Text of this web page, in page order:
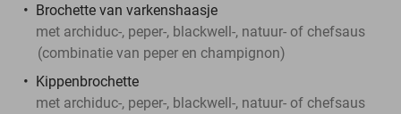
Brochette van varkenshaasje
met archiduc-, peper-, blackwell-, natuur- of chefsaus
(combinatie van peper en champignon)
Kippenbrochette
met archiduc-, peper-, blackwell-, natuur- of chefsaus